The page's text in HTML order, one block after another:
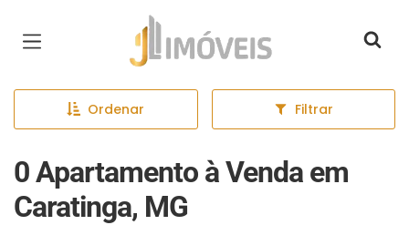
Página inicial
Ordenar Filtrar
0 Apartamento à Venda em
Caratinga, MG